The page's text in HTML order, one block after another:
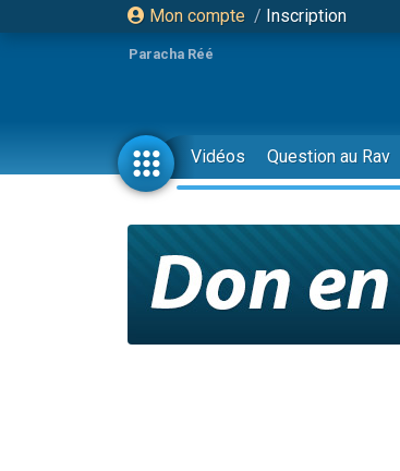
Mon compte / Inscription
Paracha Réé
Vidéos Question au Rav